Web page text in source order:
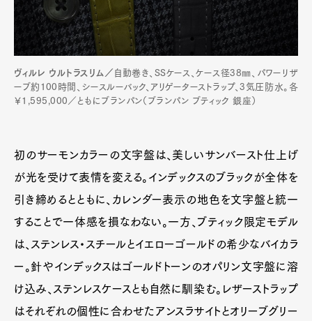
ヴィルレ ウルトラスリム／ 自動巻き、SSケース、ケース径38㎜、パワーリザ
ーブ約100時間、シースルーバック、アリゲーターストラップ、3気圧防水。各
￥1,595,000／ともにブランパン（ブランパン ブティック 銀座）
初のサーモンカラーの文字盤は、美しいサンバースト仕上げ
が光を受けて表情を変える。インデックスのブラックが全体を
引き締めるとともに、カレンダー表示の地色を文字盤と統一
することで一体感を損なわない。一方、ブティック限定モデル
は、ステンレス・スチールとイエローゴールドの希少なバイカラ
ー。針やインデックスはゴールドトーンのオパリン文字盤に溶
け込み、ステンレスケースとも自然に馴染む。レザーストラップ
はそれぞれの個性に合わせたアンスラサイトとオリーブグリー